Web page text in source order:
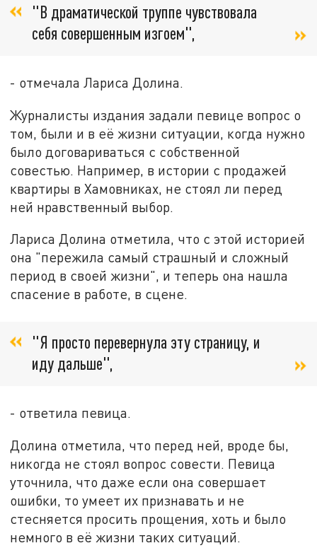
"В драматической труппе чувствовала
себя совершенным изгоем",
- отмечала Лариса Долина.
Журналисты издания задали певице вопрос о
том, были и в её жизни ситуации, когда нужно
было договариваться с собственной
совестью. Например, в истории с продажей
квартиры в Хамовниках, не стоял ли перед
ней нравственный выбор.
Лариса Долина отметила, что с этой историей
она "пережила самый страшный и сложный
период в своей жизни", и теперь она нашла
спасение в работе, в сцене.
"Я просто перевернула эту страницу, и
иду дальше",
- ответила певица.
Долина отметила, что перед ней, вроде бы,
никогда не стоял вопрос совести. Певица
уточнила, что даже если она совершает
ошибки, то умеет их признавать и не
стесняется просить прощения, хоть и было
немного в её жизни таких ситуаций.